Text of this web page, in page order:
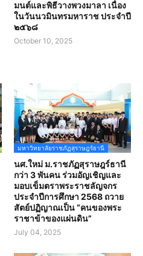
มนต์และพิธีวางพวงมาลา เนื่อง
ในวันนวมินทรมหาราช ประจำปี
๒๕๖๘
October 10, 2025
มหาวิทยาลัยราชภัฏสุราษฎร์ธานี
นศ.ใหม่ ม.ราชภัฏสุราษฎร์ธานี
กว่า 3 พันคน ร่วมอัญเชิญและ
มอบเข็มตราพระราชลัญจกร
ประจำปีการศึกษา 2568 ถวาย
สัตย์ปฏิญาณเป็น “คนของพระ
ราชาข้าของแผ่นดิน”
July 04, 2025